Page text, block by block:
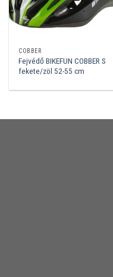
COBBER
Fejvédő BIKEFUN COBBER S
fekete/zöl 52-55 cm